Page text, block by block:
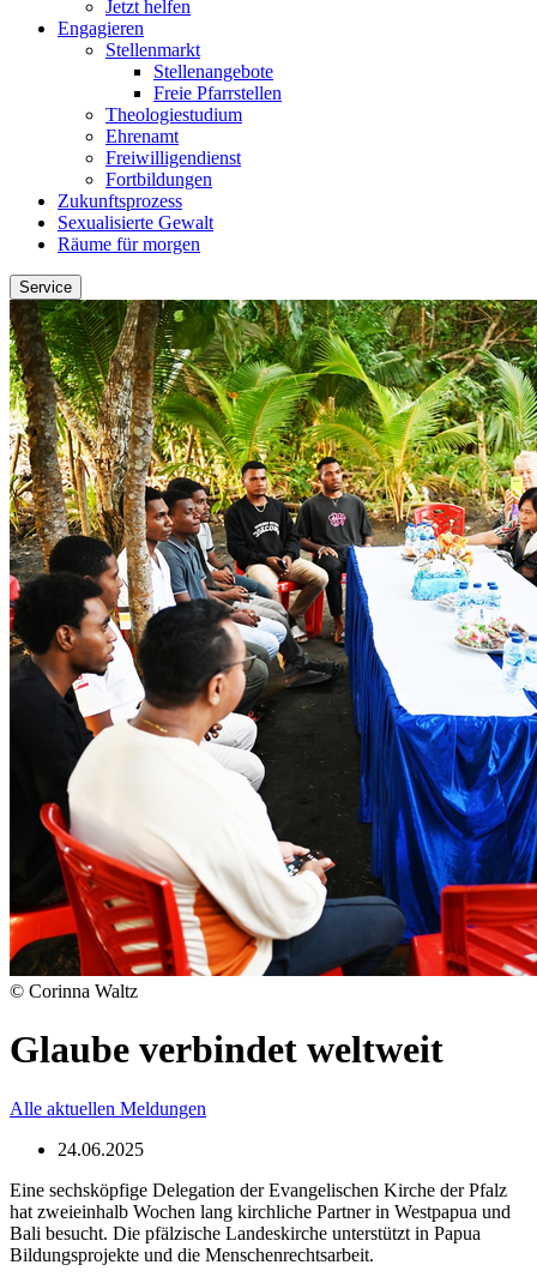
Jetzt helfen
Engagieren
Stellenmarkt
Stellenangebote
Freie Pfarrstellen
Theologiestudium
Ehrenamt
Freiwilligendienst
Fortbildungen
Zukunftsprozess
Sexualisierte Gewalt
Räume für morgen
Service
© Corinna Waltz
Glaube verbindet weltweit
Alle aktuellen Meldungen
24.06.2025
Eine sechsköpfige Delegation der Evangelischen Kirche der Pfalz
hat zweieinhalb Wochen lang kirchliche Partner in Westpapua und
Bali besucht. Die pfälzische Landeskirche unterstützt in Papua
Bildungsprojekte und die Menschenrechtsarbeit.